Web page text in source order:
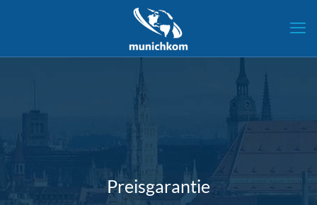
Preisgarantie